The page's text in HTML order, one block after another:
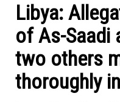
Libya:
of As-Saadi
two others
thoroughly